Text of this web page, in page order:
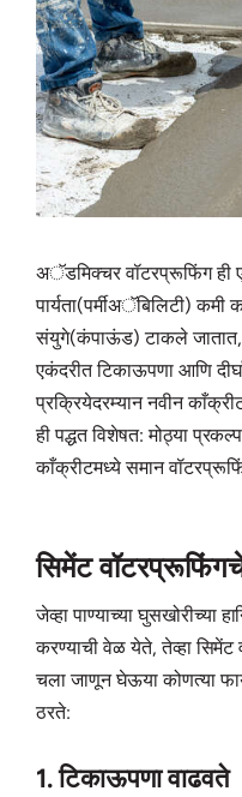
अॅडमिक्चर वॉटरप्रूफिंग ही
पार्यता(पर्मीअॅबिलिटी) कमी
संयुगे(कंपाऊंड) टाकले जातात,
एकंदरीत टिकाऊपणा आणि
प्रक्रियेदरम्यान नवीन
ही पद्धत विशेषत: मोठ्या
काँक्रीटमध्ये समान
सिमेंट
जेव्हा पाण्याच्या घुसखोरीच्या
करण्याची वेळ येते, तेव्हा
चला जाणून घेऊया कोणत्या
ठरते:
1. टिकाऊपणा वाढवते